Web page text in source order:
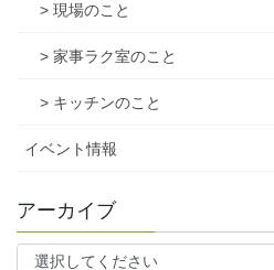
> 現場のこと
> 家事ラク室のこと
> キッチンのこと
イベント情報
アーカイブ